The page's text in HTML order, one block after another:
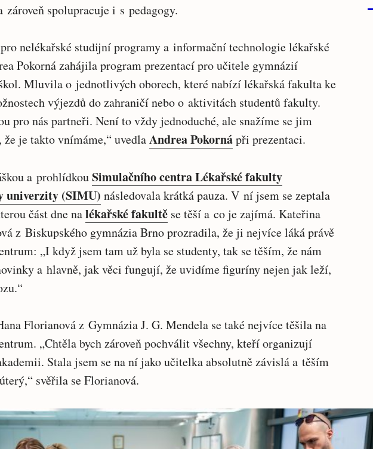
zároveň spolupracuje i s pedagogy.
nelékařské studijní programy a informační technologie lékařské
Pokorná zahájila program prezentací pro učitele gymnázií
Mluvila o jednotlivých oborech, které nabízí lékařská fakulta ke
výjezdů do zahraničí nebo o aktivitách studentů fakulty.
pro nás partneři. Není to vždy jednoduché, ale snažíme se jim
že je takto vnímáme,“ uvedlaAndrea Pokornápři prezentaci.
a prohlídkouSimulačního centra Lékařské fakulty
univerzity (SIMU) následovala krátká pauza. V ní jsem se zeptala
část dne nalékařské fakultě se těší a co je zajímá. Kateřina
z Biskupského gymnázia Brno prozradila, že ji nejvíce láká právě
„I když jsem tam už byla se studenty, tak se těším, že nám
a hlavně, jak věci fungují, že uvidíme figuríny nejen jak leží,
Florianová z Gymnázia J. G. Mendela se také nejvíce těšila na
„Chtěla bych zároveň pochválit všechny, kteří organizují
Stala jsem se na ní jako učitelka absolutně závislá a těším
svěřila se Florianová.